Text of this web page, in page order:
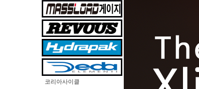
코리아사이클